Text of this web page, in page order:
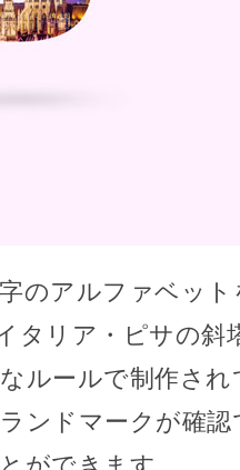
のアルファベッ
タリア・ピサの斜
ルールで制作さ
ンドマークが確